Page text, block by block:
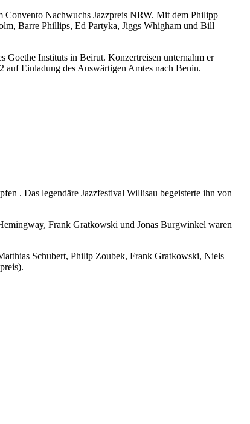
Convento Nachwuchs Jazzpreis NRW. Mit dem Philipp
Barre Phillips, Ed Partyka, Jiggs Whigham und Bill
Goethe Instituts in Beirut. Konzertreisen unternahm er
auf Einladung des Auswärtigen Amtes nach Benin.
. Das legendäre Jazzfestival Willisau begeisterte ihn von
Frank Gratkowski und Jonas Burgwinkel waren
Schubert, Philip Zoubek, Frank Gratkowski, Niels